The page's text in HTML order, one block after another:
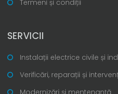
Termeni și condiții
SERVICII
Instalații electrice civile și
Verificări, reparații și
Modernizări și mentenanță